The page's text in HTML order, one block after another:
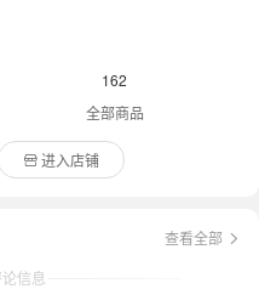
162
全部商品
进入店铺
查看全部
信息